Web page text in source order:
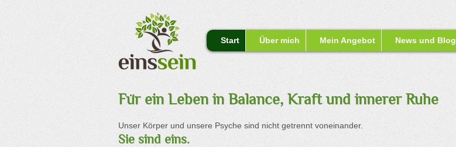
Start Über mich Mein Angebot News und Blog
Für ein Leben in Balance, Kraft und innerer Ruhe
Unser Körper und unsere Psyche sind nicht getrennt voneinander.
Sie sind eins.